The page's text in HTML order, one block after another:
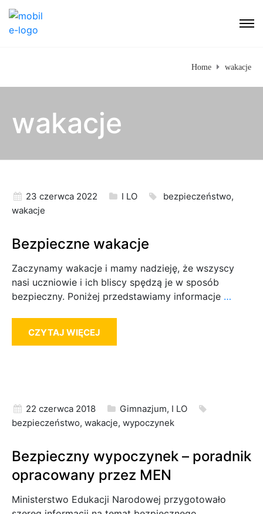
Home wakacje
wakacje
23 czerwca 2022 I LO bezpieczeństwo,
wakacje
Bezpieczne wakacje
Zaczynamy wakacje i mamy nadzieję, że wszyscy
nasi uczniowie i ich bliscy spędzą je w sposób
bezpieczny. Poniżej przedstawiamy informacje …
CZYTAJ WIĘCEJ
22 czerwca 2018 Gimnazjum, I LO
bezpieczeństwo, wakacje, wypoczynek
Bezpieczny wypoczynek – poradnik
opracowany przez MEN
Ministerstwo Edukacji Narodowej przygotowało